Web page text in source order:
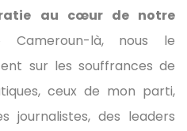
au cœur de notre
là, nous le
sur les souffrances de
ceux de mon parti,
journalistes, des leaders